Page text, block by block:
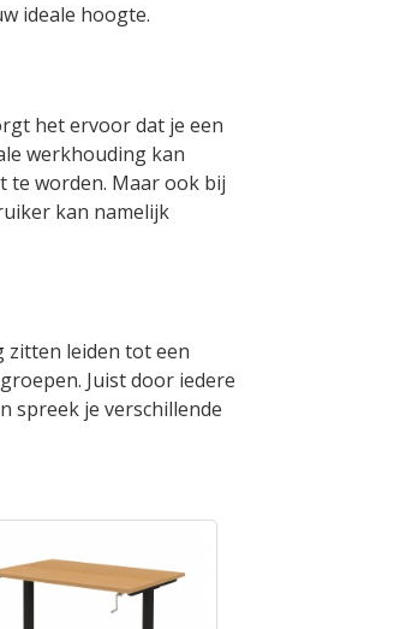
ideale hoogte.
het ervoor dat je een
werkhouding kan
te worden. Maar ook bij
kan namelijk
zitten leiden tot een
Juist door iedere
spreek je verschillende